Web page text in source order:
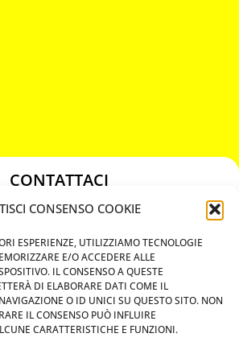
CONSENSO COOKIE
ESPERIENZE, UTILIZZIAMO TECNOLOGIE
E/O ACCEDERE ALLE
IL CONSENSO A QUESTE
DI ELABORARE DATI COME IL
O ID UNICI SU QUESTO SITO. NON
IL CONSENSO PUÒ INFLUIRE
CARATTERISTICHE E FUNZIONI.
CONTATTACI